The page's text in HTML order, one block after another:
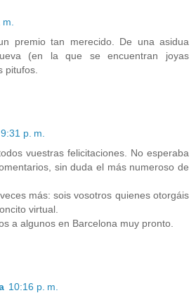
m.
premio tan merecido. De una asidua
(en la que se encuentran joyas
pitufos.
9:31 p. m.
vuestras felicitaciones. No esperaba
sin duda el más numeroso de
más: sois vosotros quienes otorgáis
virtual.
a algunos en Barcelona muy pronto.
10:16 p. m.